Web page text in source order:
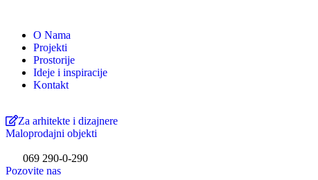
O Nama
Projekti
Prostorije
Ideje i inspiracije
Kontakt
Za arhitekte i dizajnere
Maloprodajni objekti
069 290-0-290
Pozovite nas